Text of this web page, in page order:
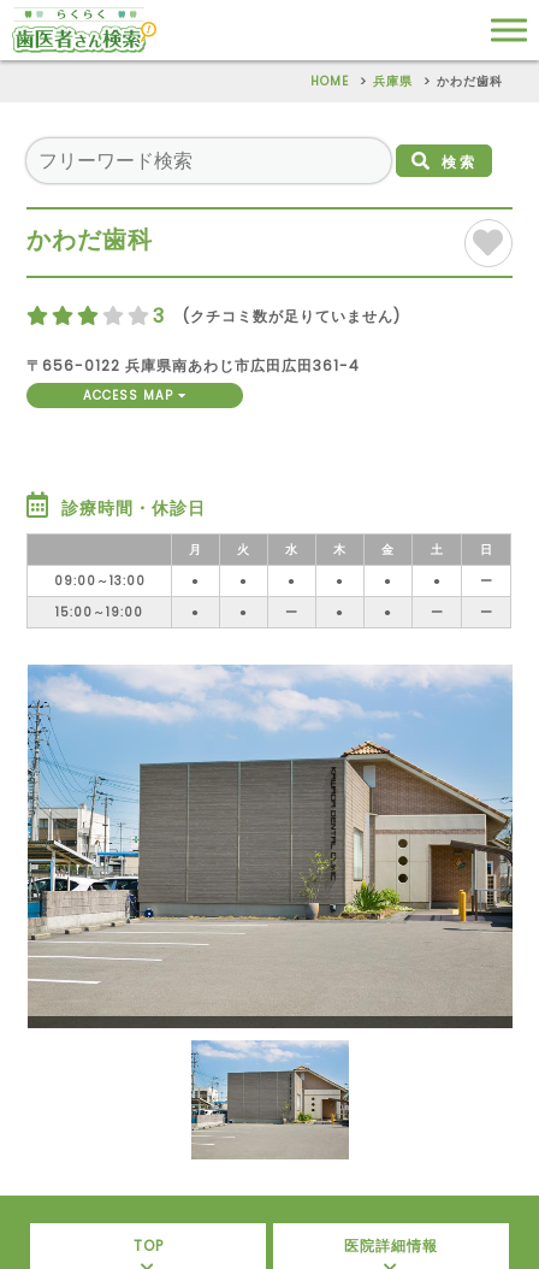
HOME 兵庫県 かわだ歯科
検索
かわだ歯科
3 (クチコミ数が足りていません)
〒656-0122 兵庫県南あわじ市広田広田361-4
ACCESS MAP
診療時間・休診日
月 火 水 木 金 土
日
09:00～13:00
● ● ● ● ● ●
ー
15:00～19:00
● ● ー ● ● ー ー
TOP 医院詳細情報